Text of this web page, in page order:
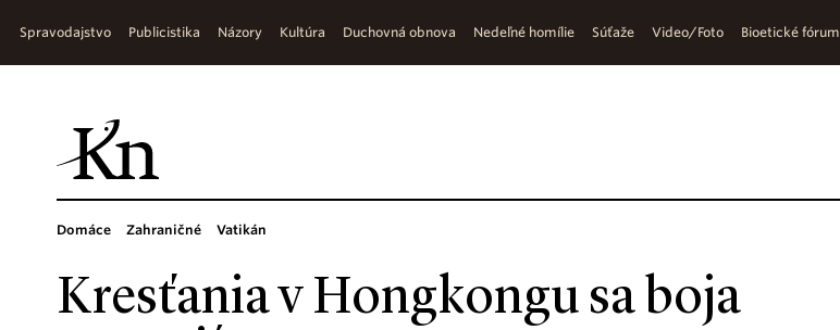
Spravodajstvo Publicistika Názory Kultúra Duchovná obnova Nedeľné homílie Súťaže Video/Foto Bioetické fórum
Domáce Zahraničné Vatikán
Kresťania v Hongkongu sa boja